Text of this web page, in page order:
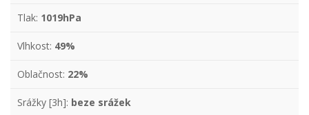
Tlak: 1019hPa
Vlhkost: 49%
Oblačnost: 22%
Srážky [3h]: beze srážek